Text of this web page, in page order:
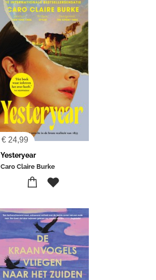
€ 24,99
Yesteryear
Caro Claire Burke